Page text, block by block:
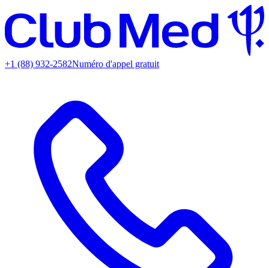
+1 (88) 932-2582Numéro d'appel gratuit